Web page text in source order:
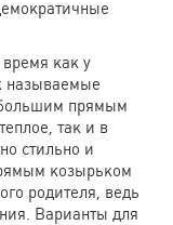
как у
называемые
прямым
так и в
стильно и
козырьком
родителя, ведь
Варианты для